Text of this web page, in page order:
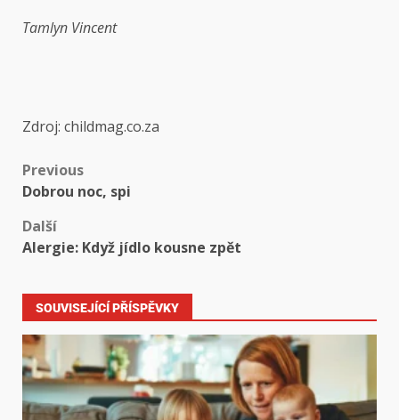
Tamlyn Vincent
Zdroj: childmag.co.za
Previous
Dobrou noc, spi
Další
Alergie: Když jídlo kousne zpět
SOUVISEJÍCÍ PŘÍSPĚVKY